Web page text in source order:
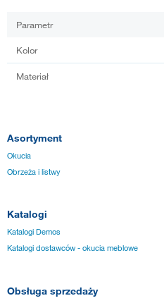
Parametr
Kolor
Materiał
Asortyment
Okucia
Obrzeża i listwy
Katalogi
Katalogi Demos
Katalogi dostawców - okucia meblowe
Obsługa sprzedaży